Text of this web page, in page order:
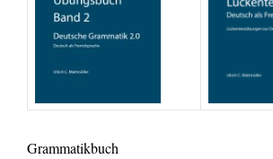
Grammatikbuch